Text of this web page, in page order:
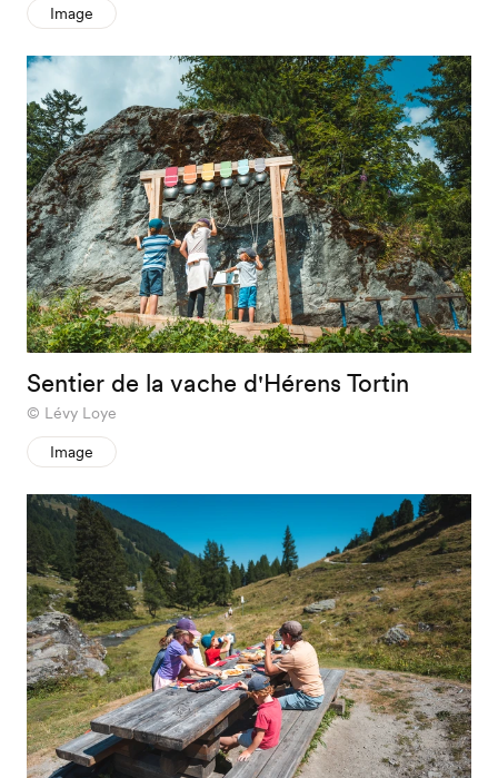
Image
Sentier de la vache d'Hérens Tortin
Lévy Loye
Image